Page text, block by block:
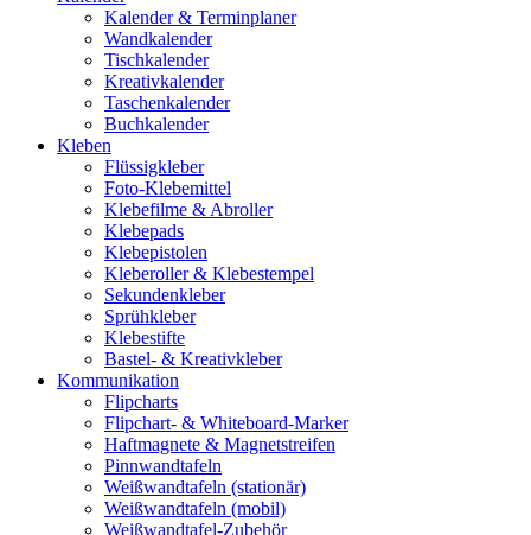
Kalender & Terminplaner
Wandkalender
Tischkalender
Kreativkalender
Taschenkalender
Buchkalender
Kleben
Flüssigkleber
Foto-Klebemittel
Klebefilme & Abroller
Klebepads
Klebepistolen
Kleberoller & Klebestempel
Sekundenkleber
Sprühkleber
Klebestifte
Bastel- & Kreativkleber
Kommunikation
Flipcharts
Flipchart- & Whiteboard-Marker
Haftmagnete & Magnetstreifen
Pinnwandtafeln
Weißwandtafeln (stationär)
Weißwandtafeln (mobil)
Weißwandtafel-Zubehör